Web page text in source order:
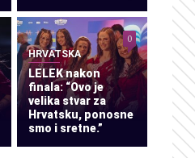
HRVATSKA
LELEK nakon
finala: “Ovo je
velika stvar za
Hrvatsku, ponosne
smo i sretne.”
0